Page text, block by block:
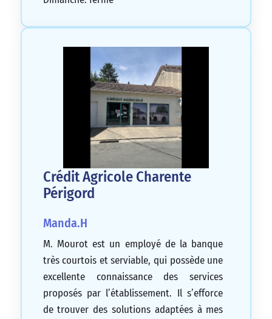
Crédit Agricole Charente
Périgord
Manda.H
M. Mourot est un employé de la banque
très courtois et serviable, qui possède une
excellente connaissance des services
proposés par l’établissement. Il s’efforce
de trouver des solutions adaptées à mes